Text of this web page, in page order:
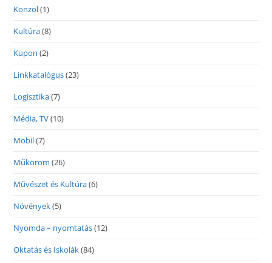
Konzol(1)
Kultúra(8)
Kupon (2)
Linkkatalógus(23)
Logisztika(7)
Média, TV(10)
Mobil(7)
Műköröm (26)
Művészet és Kultúra(6)
Növények(5)
Nyomda – nyomtatás(12)
Oktatás és Iskolák(84)